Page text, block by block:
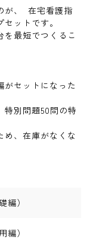
が、 在宅看護指
ットです。
最短でつくるこ
がセットになった
特別問題50問の特
め、在庫がなくな
）
）